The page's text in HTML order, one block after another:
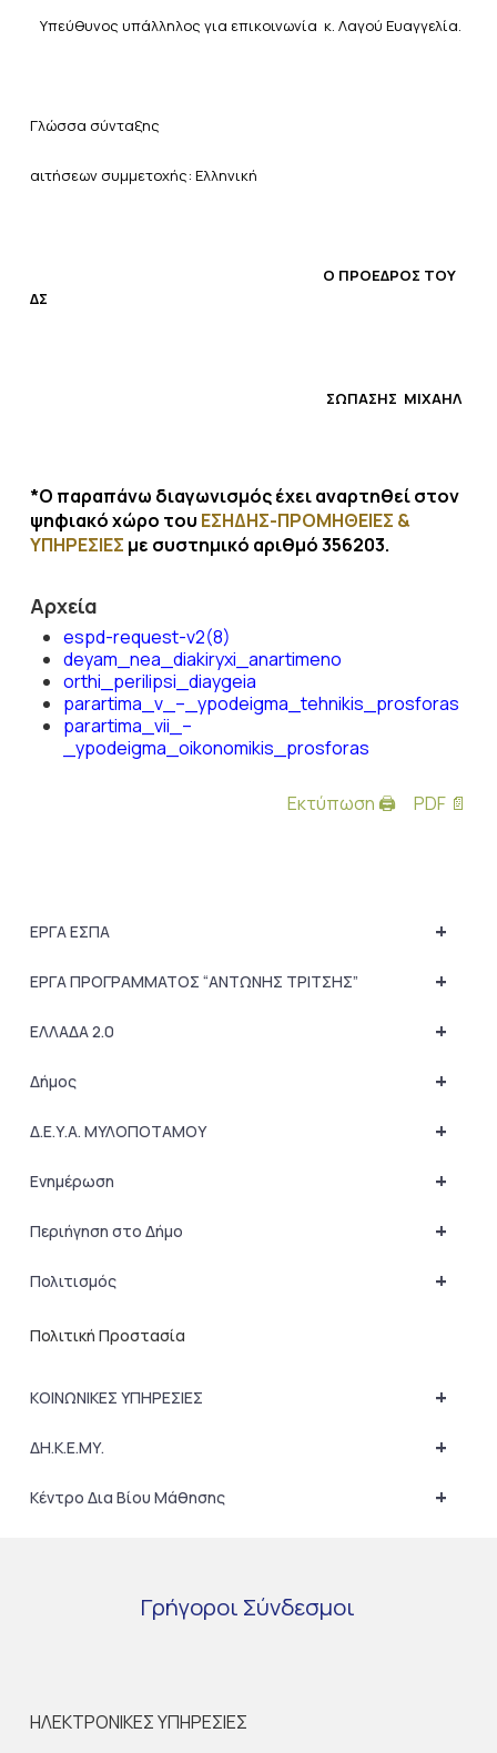
Υπεύθυνος υπάλληλος για επικοινωνία κ. Λαγού Ευαγγελία.
Γλώσσα σύνταξης
αιτήσεων συμμετοχής: Ελληνική
Ο ΠΡΟΕΔΡΟΣ ΤΟΥ
ΔΣ
ΣΩΠΑΣΗΣ ΜΙΧΑΗΛ
*Ο παραπάνω διαγωνισμός έχει αναρτηθεί στον
ψηφιακό χώρο του ΕΣΗΔΗΣ-ΠΡΟΜΗΘΕΙΕΣ &
ΥΠΗΡΕΣΙΕΣ με συστημικό αριθμό 356203.
Αρχεία
espd-request-v2(8)
deyam_nea_diakiryxi_anartimeno
orthi_perilipsi_diaygeia
parartima_v_–_ypodeigma_tehnikis_prosforas
parartima_vii_–
_ypodeigma_oikonomikis_prosforas
Εκτύπωση 🖨 PDF 📄
+
ΕΡΓΑ ΕΣΠΑ
+
ΕΡΓΑ ΠΡΟΓΡΑΜΜΑΤΟΣ “ΑΝΤΩΝΗΣ ΤΡΙΤΣΗΣ”
+
ΕΛΛΑΔΑ 2.0
+
Δήμος
+
Δ.Ε.Υ.Α. ΜΥΛΟΠΟΤΑΜΟΥ
+
Ενημέρωση
+
Περιήγηση στο Δήμο
+
Πολιτισμός
Πολιτική Προστασία
+
ΚΟΙΝΩΝΙΚΕΣ ΥΠΗΡΕΣΙΕΣ
+
ΔΗ.Κ.Ε.ΜΥ.
+
Κέντρο Δια Βίου Μάθησης
Γρήγοροι Σύνδεσμοι
ΗΛΕΚΤΡΟΝΙΚΕΣ ΥΠΗΡΕΣΙΕΣ